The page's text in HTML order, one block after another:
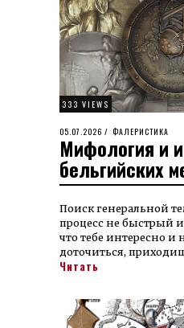
333 VIEWS
POSTED
ON
05.07.2026 05.07.2026
ФАЛЕРИСТИКА
Мифология и
бельгийских
Поиск гене­раль­ной
про­цесс не быст­рый
что тебе интересно и
до­то­читься,
Читать